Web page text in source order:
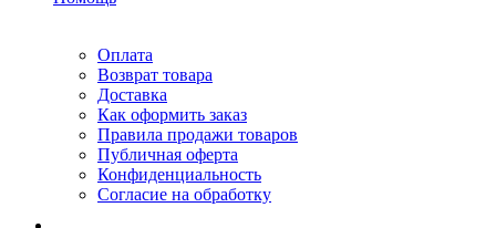
Оплата
Возврат товара
Доставка
Как оформить заказ
Правила продажи товаров
Публичная оферта
Конфиденциальность
Согласие на обработку